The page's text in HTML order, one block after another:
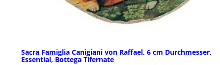
Sacra Famiglia Canigiani von Raffael, 6 cm Durchmesser,
Essential, Bottega Tifernate